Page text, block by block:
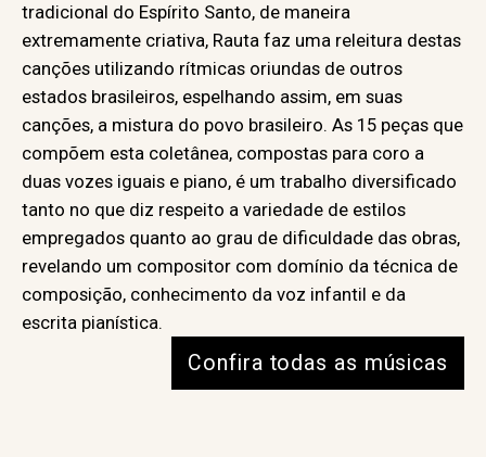
tradicional do Espírito Santo, de maneira
extremamente criativa, Rauta faz uma releitura destas
canções utilizando rítmicas oriundas de outros
estados brasileiros, espelhando assim, em suas
canções, a mistura do povo brasileiro. As 15 peças que
compõem esta coletânea, compostas para coro a
duas vozes iguais e piano, é um trabalho diversificado
tanto no que diz respeito a variedade de estilos
empregados quanto ao grau de dificuldade das obras,
revelando um compositor com domínio da técnica de
composição, conhecimento da voz infantil e da
escrita pianística.
Confira todas as músicas